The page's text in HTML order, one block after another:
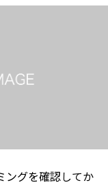
ングを確認してか